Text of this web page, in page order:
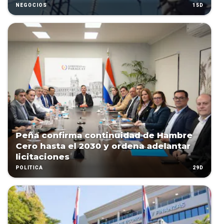
NEGOCIOS 15D
Peña confirma continuidad de Hambre
Cero hasta el 2030 y ordena adelantar
licitaciones
POLÍTICA 29D